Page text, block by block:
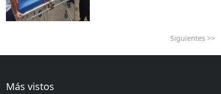
Siguientes >>
Más vistos